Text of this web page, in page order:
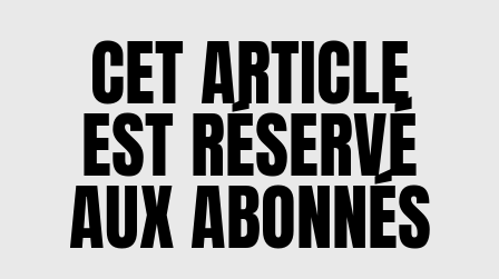
CET ARTICLE
EST RÉSERVÉ
AUX ABONNÉS